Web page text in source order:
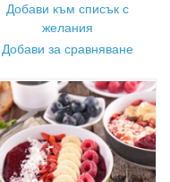
Добави към списък с
желания
Добави за сравняване